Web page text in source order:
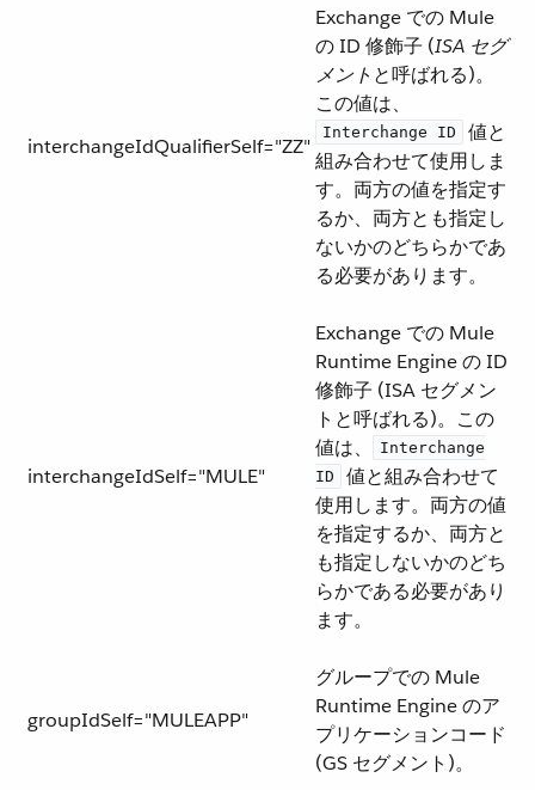
interchangeIdQualifierSelf="ZZ"
Exchange での Mule
の ID 修飾子 (​ISA セグ
メント ​と呼ばれる)。
この値は、​
Interchange ID
​ 値と
組み合わせて使用しま
す。両方の値を指定す
るか、両方とも指定し
ないかのどちらかであ
る必要があります。
interchangeIdSelf="MULE"
Exchange での Mule
Runtime Engine の ID
修飾子 (ISA セグメン
トと呼ばれる)。この
値は、​
Interchange
ID
​ 値と組み合わせて
使用します。両方の値
を指定するか、両方と
も指定しないかのどち
らかである必要があり
ます。
groupIdSelf="MULEAPP"
グループでの Mule
Runtime Engine のア
プリケーションコード
(GS セグメント)。